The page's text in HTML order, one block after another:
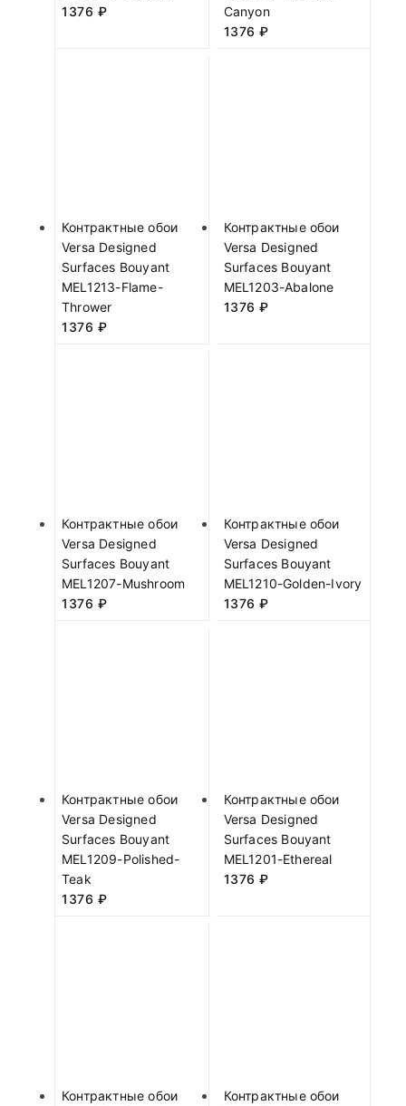
1376 ₽
Canyon
1376 ₽
Контрактные обои
Versa Designed
Surfaces Bouyant
MEL1213-Flame-
Thrower
1376 ₽
Контрактные обои
Versa Designed
Surfaces Bouyant
MEL1203-Abalone
1376 ₽
Контрактные обои
Versa Designed
Surfaces Bouyant
MEL1207-Mushroom
1376 ₽
Контрактные обои
Versa Designed
Surfaces Bouyant
MEL1210-Golden-Ivory
1376 ₽
Контрактные обои
Versa Designed
Surfaces Bouyant
MEL1209-Polished-
Teak
1376 ₽
Контрактные обои
Versa Designed
Surfaces Bouyant
MEL1201-Ethereal
1376 ₽
Контрактные обои
Контрактные обои